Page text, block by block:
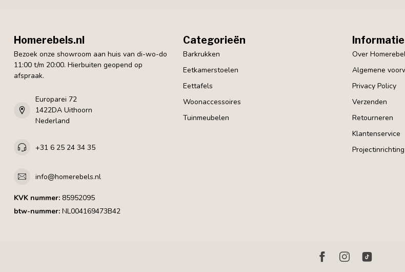
Homerebels.nl
Bezoek onze showroom aan huis van di-wo-do
11:00 t/m 20:00. Hierbuiten geopend op
afspraak.
Europarei 72
1422DA Uithoorn
Nederland
+31 6 25 24 34 35
info@homerebels.nl
KVK nummer: 85952095
btw-nummer: NL004169473B42
Categorieën
Barkrukken
Eetkamerstoelen
Eettafels
Woonaccessoires
Tuinmeubelen
Informatie
Over
Algemene
Privacy Policy
Verzenden
Retourneren
Klantenservice
Projectinrichting